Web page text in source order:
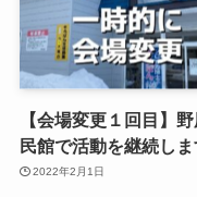
【会場変更１回目】
民館で活動を継続しま
2022年2月1日